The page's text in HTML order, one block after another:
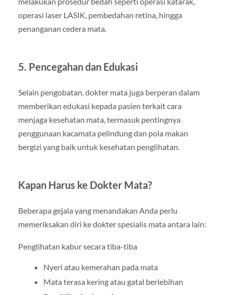
operasi laser LASIK, pembedahan retina, hingga
penanganan cedera mata.
5. Pencegahan dan Edukasi
Selain pengobatan, dokter mata juga berperan dalam
memberikan edukasi kepada pasien terkait cara
menjaga kesehatan mata, termasuk pentingnya
penggunaan kacamata pelindung dan pola makan
bergizi yang baik untuk kesehatan penglihatan.
Kapan Harus ke Dokter Mata?
Beberapa gejala yang menandakan Anda perlu
memeriksakan diri ke dokter spesialis mata antara lain:
Penglihatan kabur secara tiba-tiba
Nyeri atau kemerahan pada mata
Mata terasa kering atau gatal berlebihan